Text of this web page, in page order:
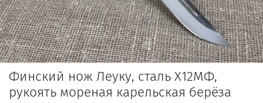
Финский нож Леуку, сталь Х12МФ,
рукоять мореная карельская берёза